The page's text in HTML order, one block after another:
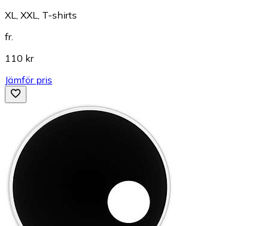
XL, XXL, T-shirts
fr.
110 kr
Jämför pris